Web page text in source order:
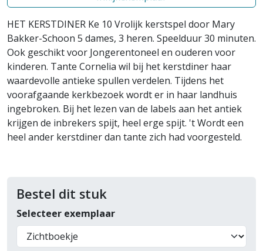
HET KERSTDINER Ke 10 Vrolijk kerstspel door Mary
Bakker-Schoon 5 dames, 3 heren. Speelduur 30 minuten.
Ook geschikt voor Jongerentoneel en ouderen voor
kinderen. Tante Cornelia wil bij het kerstdiner haar
waardevolle antieke spullen verdelen. Tijdens het
voorafgaande kerkbezoek wordt er in haar landhuis
ingebroken. Bij het lezen van de labels aan het antiek
krijgen de inbrekers spijt, heel erge spijt. 't Wordt een
heel ander kerstdiner dan tante zich had voorgesteld.
Bestel dit stuk
Selecteer exemplaar